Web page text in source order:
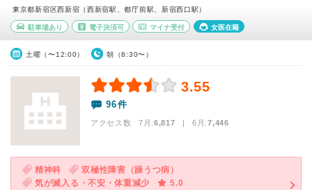
東京都新宿区西新宿（西新宿駅、都庁前駅、新宿西口駅）
駐車場あり 電子決済可 マイナ受付 女医在籍
土曜（〜12:00） 朝（8:30〜）
3.55
96件
アクセス数 7月:6,817 | 6月:7,446
精神科
双極性障害（躁うつ病）
気が滅入る・不安・体重減少
5.0